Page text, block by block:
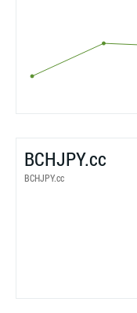
BCHJPY.cc
BCHJPY.cc